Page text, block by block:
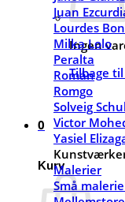
Ingen
Tilbage
0
Kurv
Juan
Lourdes
Milka Lolo
Peralta
Román
Romgo
Solveig
Victor
Yasiel
Malerier
Små